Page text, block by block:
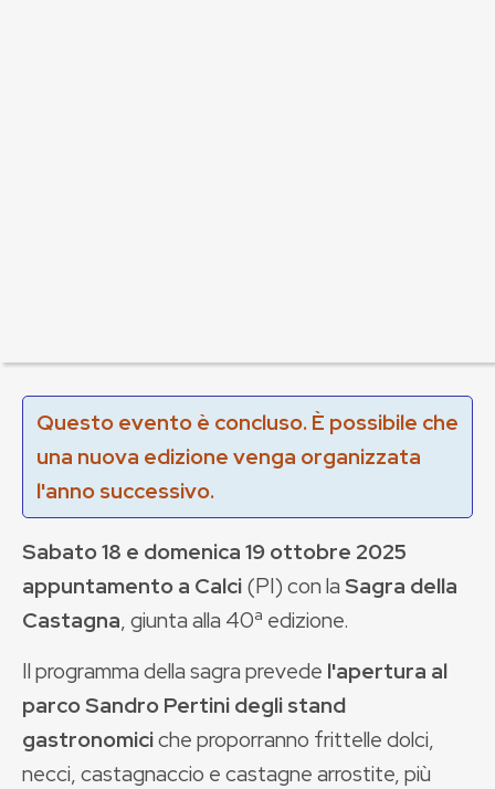
Questo evento è concluso. È possibile che
una nuova edizione venga organizzata
l'anno successivo.
Sabato 18 e domenica 19 ottobre 2025
appuntamento a Calci(PI) con laSagra della
Castagna, giunta alla 40ª edizione.
Il programma della sagra prevede l'apertura al
parco Sandro Pertini degli stand
gastronomiciche proporranno frittelle dolci,
necci, castagnaccio e castagne arrostite, più